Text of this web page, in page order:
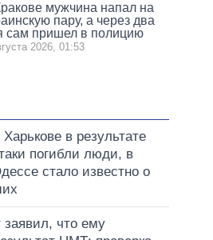
мужчина напал на
пару, а через два
сам пришел в полицию
2026, 01:53
Харькове в результате
погибли люди, в
стало известно о
заявил, что ему